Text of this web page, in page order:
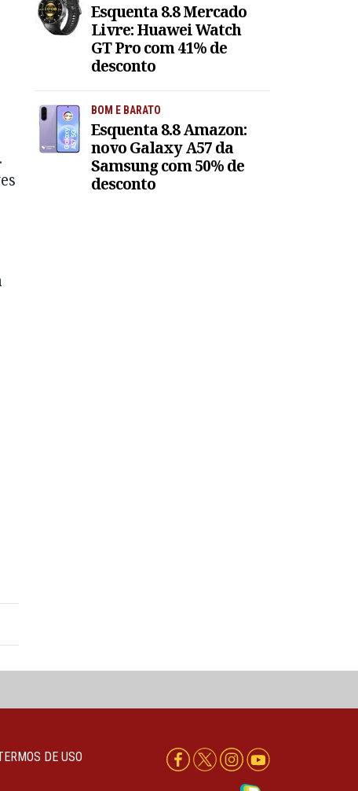
Esquenta 8.8 Mercado
Livre: Huawei Watch
GT Pro com 41% de
desconto
BOM E BARATO
Esquenta 8.8 Amazon:
novo Galaxy A57 da
Samsung com 50% de
desconto
DE USO